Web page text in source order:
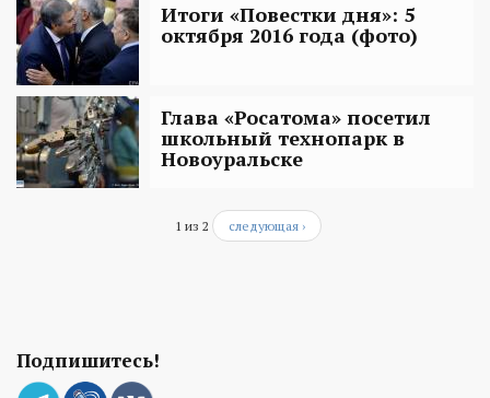
Итоги «Повестки дня»: 5
октября 2016 года (фото)
Глава «Росатома» посетил
школьный технопарк в
Новоуральске
1 из 2 следующая ›
Подпишитесь!